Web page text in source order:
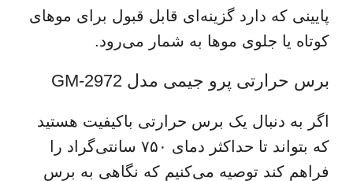
پایینی که دارد گزینه‌ای قابل قبول برای موهای
کوتاه یا جلوی موها به شمار می‌رود.
برس حرارتی پرو جیمی مدل GM-2972
اگر به دنبال یک برس حرارتی باکیفیت هستید
که بتواند تا حداکثر دمای ۷۵۰ سانتی‌گراد را
فراهم کند توصیه می‌کنیم که نگاهی به برس